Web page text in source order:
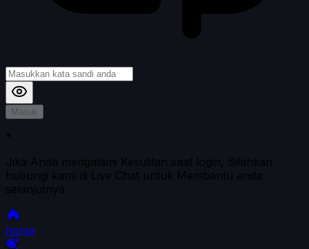
Masuk
*
Jika Anda mengalami Kesulitan saat login, Silahkan
hubungi kami di Live Chat untuk Membantu anda
selanjutnya
home